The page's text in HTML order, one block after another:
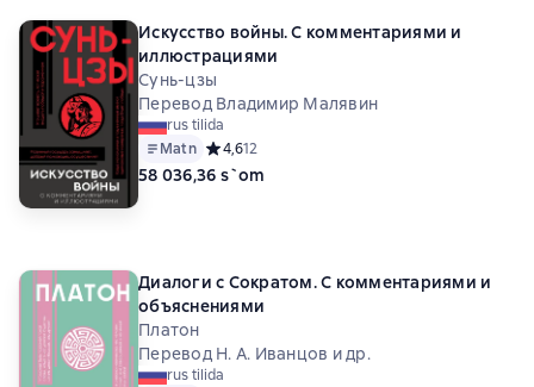
Искусство войны. С комментариями и
иллюстрациями
Сунь-цзы
Перевод Владимир Малявин
rus tilida
Matn Средний рейтинг 4,6 на основе 12 оценок
4,612
58 036,36 s`om
Диалоги с Сократом. С комментариями и
объяснениями
Платон
Перевод Н. А. Иванцов и др.
rus tilida